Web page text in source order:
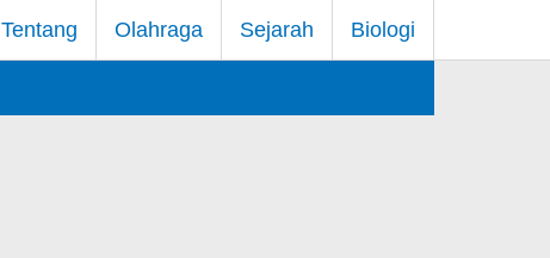
Tentang Olahraga Sejarah Biologi